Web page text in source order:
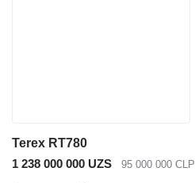
Terex RT780
1 238 000 000 UZS
95 000 000 CLP